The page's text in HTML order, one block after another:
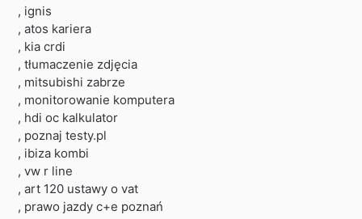
, ignis
, atos kariera
, kia crdi
, tłumaczenie zdjęcia
, mitsubishi zabrze
, monitorowanie komputera
, hdi oc kalkulator
, poznaj testy.pl
, ibiza kombi
, vw r line
, art 120 ustawy o vat
, prawo jazdy c+e poznań